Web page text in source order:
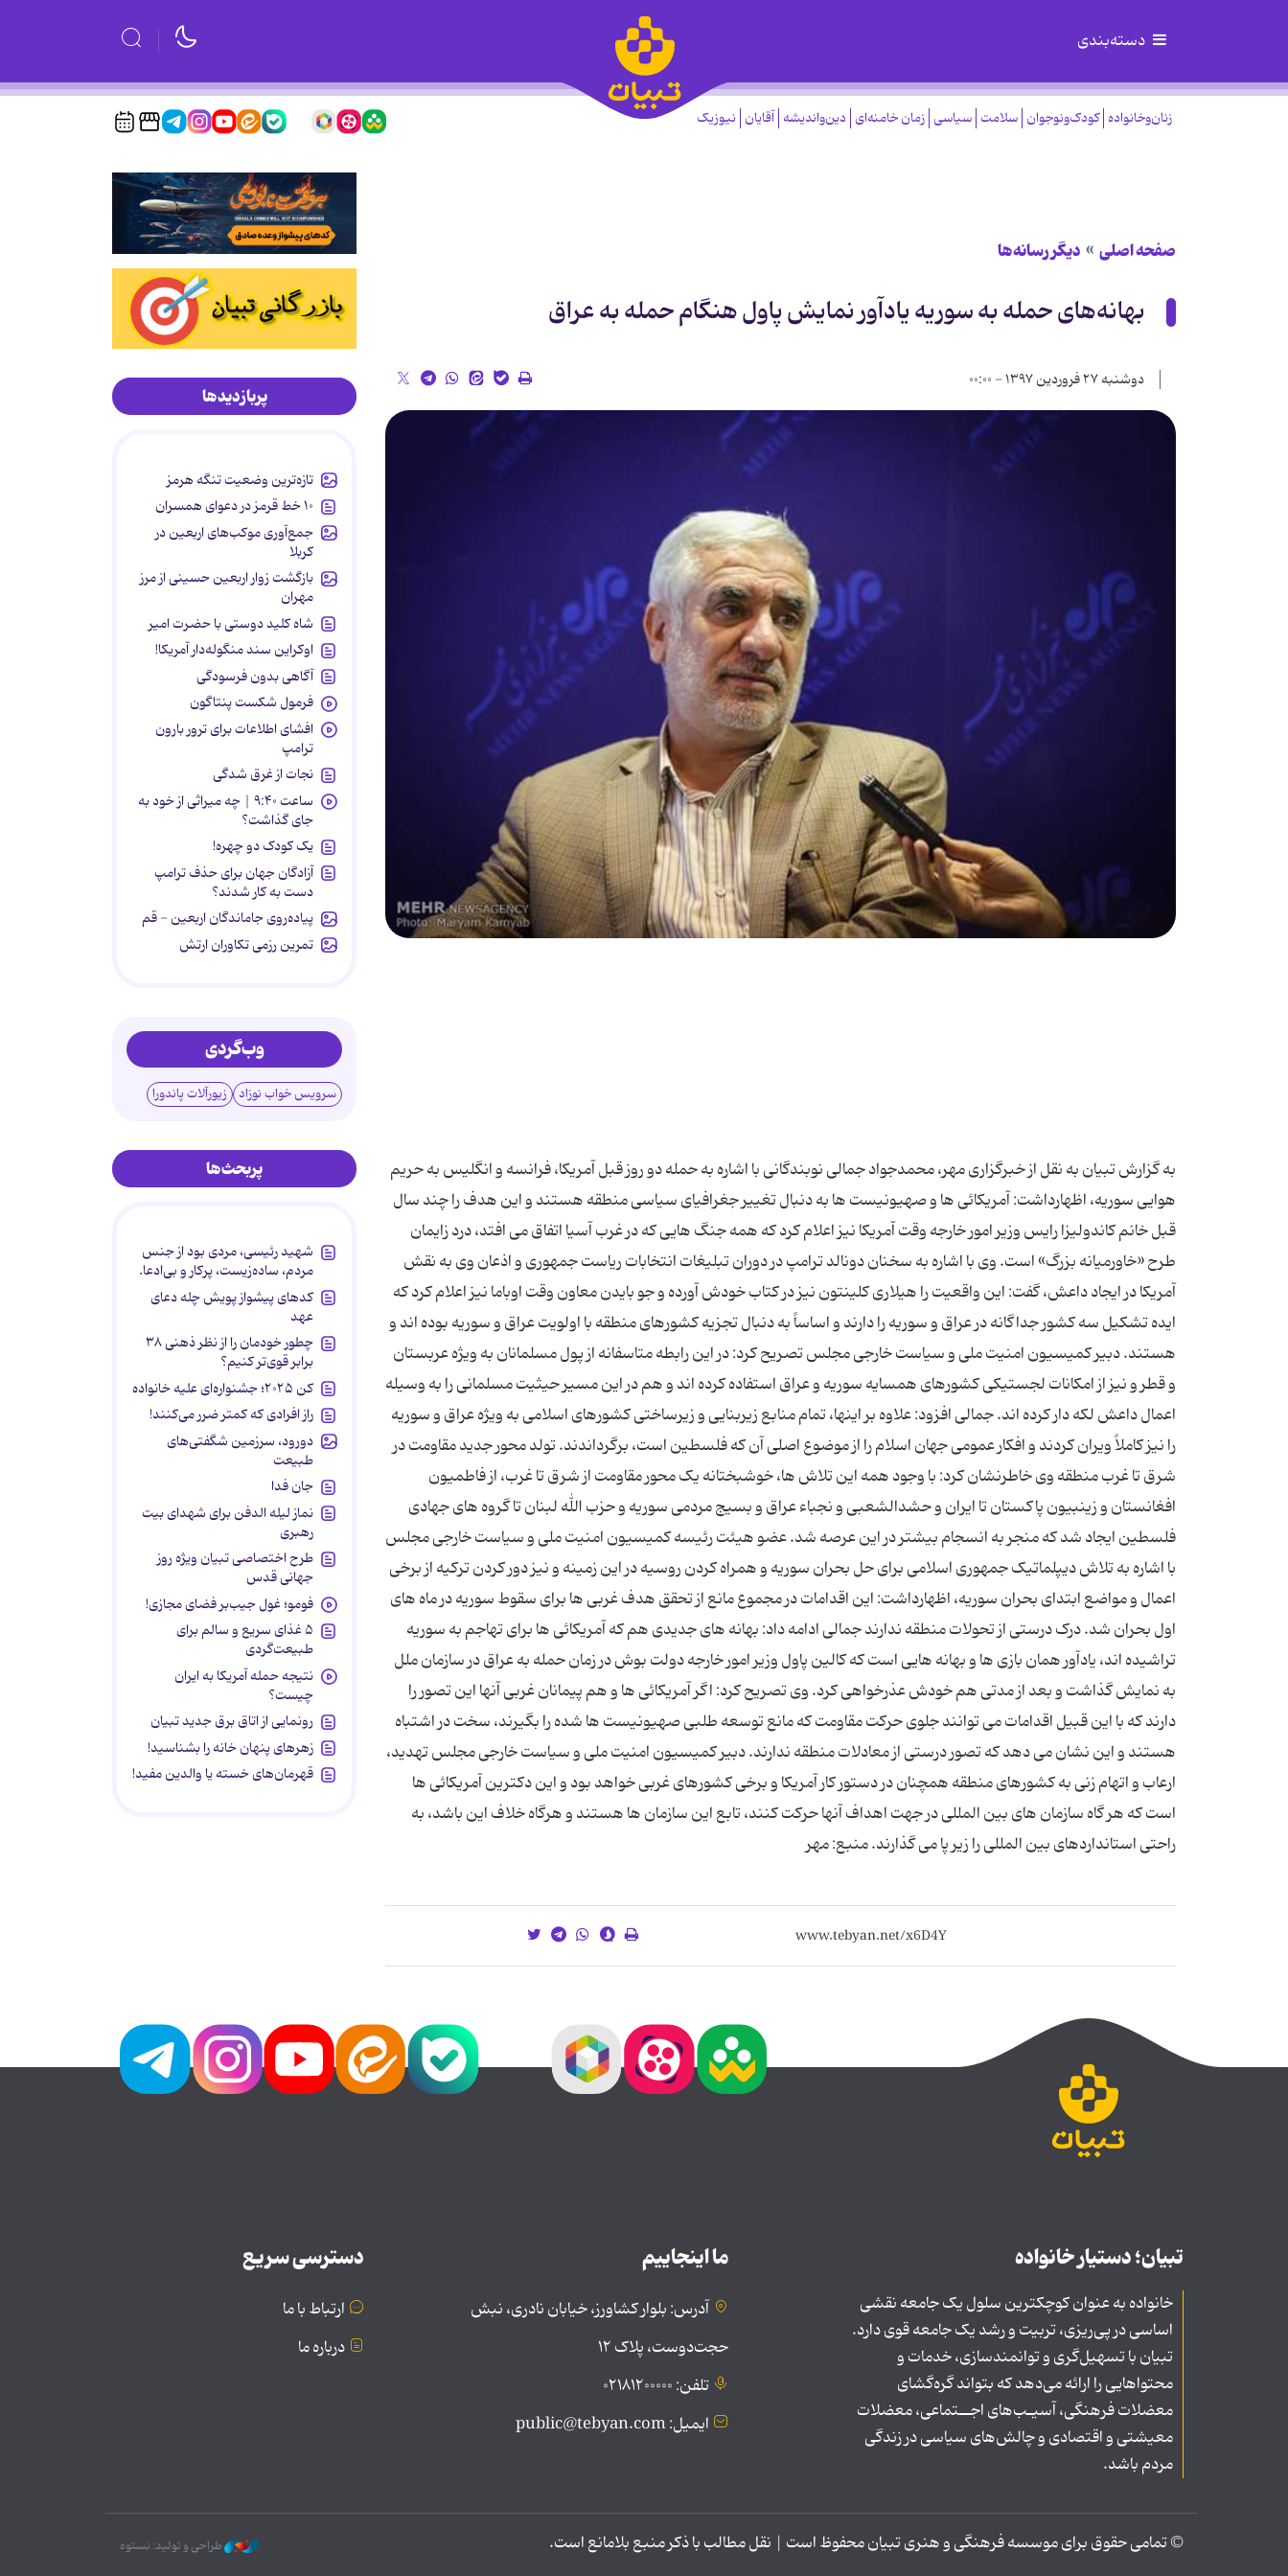
دسته‌بندی
زنان‌وخانواده کودک‌ونوجوان سلامت سیاسی زمان خامنه‌ای دین‌واندیشه آقایان نیوزیک
صفحه اصلی دیگر رسانه‌ها
بهانه‌های حمله به سوریه یادآور نمایش پاول هنگام حمله به عراق
دوشنبه ۲۷ فروردین ۱۳۹۷ - ۰۰:۰۰
به گزارش تبیان به نقل از خبرگزاری مهر، محمدجواد جمالی نوبندگانی با اشاره به حمله دو روز قبل آمریکا، فرانسه و انگلیس به حریم
هوایی سوریه، اظهارداشت: آمریکائی ها و صهیونیست ها به دنبال تغییر جغرافیای سیاسی منطقه هستند و این هدف را چند سال
قبل خانم کاندولیزا رایس وزیر امور خارجه وقت آمریکا نیز اعلام کرد که همه جنگ هایی که در غرب آسیا اتفاق می افتد، درد زایمان
طرح «خاورمیانه بزرگ» است. وی با اشاره به سخنان دونالد ترامپ در دوران تبلیغات انتخابات ریاست جمهوری و اذعان وی به نقش
آمریکا در ایجاد داعش، گفت: این واقعیت را هیلاری کلینتون نیز در کتاب خودش آورده و جو بایدن معاون وقت اوباما نیز اعلام کرد که
ایده تشکیل سه کشور جداگانه در عراق و سوریه را دارند و اساساً به دنبال تجزیه کشورهای منطقه با اولویت عراق و سوریه بوده اند و
هستند. دبیر کمیسیون امنیت ملی و سیاست خارجی مجلس تصریح کرد: در این رابطه متاسفانه از پول مسلمانان به ویژه عربستان
و قطر و نیز از امکانات لجستیکی کشورهای همسایه سوریه و عراق استفاده کرده اند و هم در این مسیر حیثیت مسلمانی را به وسیله
اعمال داعش لکه دار کرده اند. جمالی افزود: علاوه بر اینها، تمام منابع زیربنایی و زیرساختی کشورهای اسلامی به ویژه عراق و سوریه
را نیز کاملاً ویران کردند و افکار عمومی جهان اسلام را از موضوع اصلی آن که فلسطین است، برگرداندند. تولد محور جدید مقاومت در
شرق تا غرب منطقه وی خاطرنشان کرد: با وجود همه این تلاش ها، خوشبختانه یک محور مقاومت از شرق تا غرب، از فاطمیون
افغانستان و زینبیون پاکستان تا ایران و حشدالشعبی و نجباء عراق و بسیج مردمی سوریه و حزب الله لبنان تا گروه های جهادی
فلسطین ایجاد شد که منجر به انسجام بیشتر در این عرصه شد. عضو هیئت رئیسه کمیسیون امنیت ملی و سیاست خارجی مجلس
با اشاره به تلاش دیپلماتیک جمهوری اسلامی برای حل بحران سوریه و همراه کردن روسیه در این زمینه و نیز دور کردن ترکیه از برخی
اعمال و مواضع ابتدای بحران سوریه، اظهارداشت: این اقدامات در مجموع مانع از تحقق هدف غربی ها برای سقوط سوریه در ماه های
اول بحران شد. درک درستی از تحولات منطقه ندارند جمالی ادامه داد: بهانه های جدیدی هم که آمریکائی ها برای تهاجم به سوریه
تراشیده اند، یادآور همان بازی ها و بهانه هایی است که کالین پاول وزیر امور خارجه دولت بوش در زمان حمله به عراق در سازمان ملل
به نمایش گذاشت و بعد از مدتی هم خودش عذرخواهی کرد. وی تصریح کرد: اگر آمریکائی ها و هم پیمانان غربی آنها این تصور را
دارند که با این قبیل اقدامات می توانند جلوی حرکت مقاومت که مانع توسعه طلبی صهیونیست ها شده را بگیرند، سخت در اشتباه
هستند و این نشان می دهد که تصور درستی از معادلات منطقه ندارند. دبیر کمیسیون امنیت ملی و سیاست خارجی مجلس تهدید،
ارعاب و اتهام زنی به کشورهای منطقه همچنان در دستور کار آمریکا و برخی کشورهای غربی خواهد بود و این دکترین آمریکائی ها
است که هر گاه سازمان های بین المللی در جهت اهداف آنها حرکت کنند، تابع این سازمان ها هستند و هرگاه خلاف این باشد، به
راحتی استانداردهای بین المللی را زیر پا می گذارند. منبع: مهر
پربازدیدها
تازه‌ترین وضعیت تنگه هرمز
۱۰ خط قرمز در دعوای همسران
جمع‌آوری موکب‌های اربعین در
کربلا
بازگشت زوار اربعین حسینی از مرز
مهران
شاه کلید دوستی با حضرت امیر
اوکراین سند منگوله‌دار آمریکا!
آگاهی بدون فرسودگی
فرمول شکست پنتاگون
افشای اطلاعات برای ترور بارون
ترامپ
نجات از غرق شدگی
ساعت ۹:۴۰ | چه میراثی از خود به
جای گذاشت؟
یک کودک دو چهره!
آزادگان جهان برای حذف ترامپ
دست به کار شدند؟
پیاده‌روی جاماندگان اربعین - قم
تمرین رزمی تکاوران ارتش
وب‌گردی
سرویس خواب نوزاد زیورآلات پاندورا
پربحث‌ها
شهید رئیسی، مردی بود از جنس
مردم، ساده‌زیست، پرکار و بی‌ادعا.
کدهای پیشواز پویش چله دعای
عهد
چطور خودمان را از نظر ذهنی ۳۸
برابر قوی‌تر کنیم؟
کن ۲۰۲۵؛ جشنواره‌ای علیه خانواده
راز افرادی که کمتر ضرر می‌کنند!
دورود، سرزمین شگفتی‌های
طبیعت
جان فدا
نماز لیله الدفن برای شهدای بیت
رهبری
طرح اختصاصی تبیان ویژه روز
جهانی قدس
فومو؛ غول جیب‌بر فضای مجازی!
۵ غذای سریع و سالم برای
طبیعت‌گردی
نتیجه حمله آمریکا به ایران
چیست؟
رونمایی از اتاق برق جدید تبیان
زهرهای پنهان خانه را بشناسید!
قهرمان‌های خسته یا والدین مفید!
تبیان؛ دستیار خانواده
خانواده به عنوان کوچکترین سلول یک جامعه نقشی
اساسی در پی‌ریزی، تربیت و رشد یک جامعه قوی دارد.
تبیان با تسهیل‌گری و توانمندسازی، خدمات و
محتواهایی را ارائه می‌دهد که بتواند گره‌گشای
معضلات فرهنگی، آسیـب‌های اجــتماعی، معضلات
معیشتی و اقتصادی و چالش‌های سیاسی در زندگی
مردم باشد.
ما اینجاییم
آدرس: بلوار کشاورز، خیابان نادری، نبش
حجت‌دوست، پلاک ۱۲
تلفن: ۰۲۱۸۱۲۰۰۰۰۰
ایمیل: public@tebyan.com
دسترسی سریع
ارتباط با ما
درباره ما
© تمامی حقوق برای موسسه فرهنگی و هنری تبیان محفوظ است | نقل مطالب با ذکر منبع بلامانع است. طراحی و تولید: نستوه